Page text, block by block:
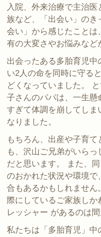
入院、外来治療で主治
族など、「出会い」のき
会い」から感じたこと
有の大変さやお悩みなど
出会ったある多胎育児中
い2人の命を同時に守る
どくなっていました。
子さんのパパは、一生懸
すぎて体調を崩してしま
なりました。
もちろん、出産や子育
も、沢山ご兄弟がいら
だと思います。 また、
のおかれた状況や環境
合もあるかもしれませ
際にしているご家族し
レッシャー があるのは
私たちは「多胎育児」中